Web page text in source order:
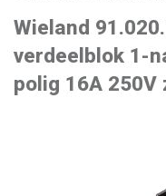
Wieland
verdeelblok 1-
polig 16A 250V